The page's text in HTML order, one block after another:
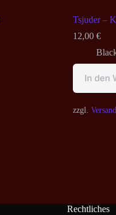
Tsjuder –
12,00 €
In den
zzgl.
Rechtliches